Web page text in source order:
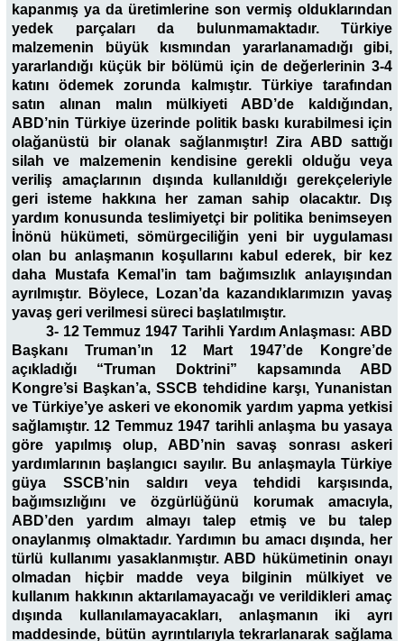
kapanmış ya da üretimlerine son vermiş olduklarından
yedek parçaları da bulunmamaktadır. Türkiye
malzemenin büyük kısmından yararlanamadığı gibi,
yararlandığı küçük bir bölümü için de değerlerinin 3-4
katını ödemek zorunda kalmıştır. Türkiye tarafından
satın alınan malın mülkiyeti ABD’de kaldığından,
ABD’nin Türkiye üzerinde politik baskı kurabilmesi için
olağanüstü bir olanak sağlanmıştır! Zira ABD sattığı
silah ve malzemenin kendisine gerekli olduğu veya
veriliş amaçlarının dışında kullanıldığı gerekçeleriyle
geri isteme hakkına her zaman sahip olacaktır. Dış
yardım konusunda teslimiyetçi bir politika benimseyen
İnönü hükümeti, sömürgeciliğin yeni bir uygulaması
olan bu anlaşmanın koşullarını kabul ederek, bir kez
daha Mustafa Kemal’in tam bağımsızlık anlayışından
ayrılmıştır. Böylece, Lozan’da kazandıklarımızın yavaş
yavaş geri verilmesi süreci başlatılmıştır.
3- 12 Temmuz 1947 Tarihli Yardım Anlaşması: ABD
Başkanı Truman’ın 12 Mart 1947’de Kongre’de
açıkladığı “Truman Doktrini” kapsamında ABD
Kongre’si Başkan’a, SSCB tehdidine karşı, Yunanistan
ve Türkiye’ye askeri ve ekonomik yardım yapma yetkisi
sağlamıştır. 12 Temmuz 1947 tarihli anlaşma bu yasaya
göre yapılmış olup, ABD’nin savaş sonrası askeri
yardımlarının başlangıcı sayılır. Bu anlaşmayla Türkiye
güya SSCB’nin saldırı veya tehdidi karşısında,
bağımsızlığını ve özgürlüğünü korumak amacıyla,
ABD’den yardım almayı talep etmiş ve bu talep
onaylanmış olmaktadır. Yardımın bu amacı dışında, her
türlü kullanımı yasaklanmıştır. ABD hükümetinin onayı
olmadan hiçbir madde veya bilginin mülkiyet ve
kullanım hakkının aktarılamayacağı ve verildikleri amaç
dışında kullanılamayacakları, anlaşmanın iki ayrı
maddesinde, bütün ayrıntılarıyla tekrarlanarak sağlama